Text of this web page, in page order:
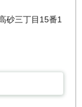
砂三丁目15番1